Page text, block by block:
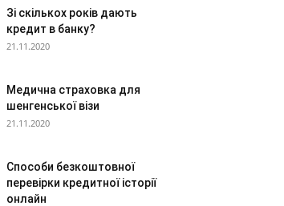
Зі скількох років дають
кредит в банку?
21.11.2020
Медична страховка для
шенгенської візи
21.11.2020
Способи безкоштовної
перевірки кредитної історії
онлайн